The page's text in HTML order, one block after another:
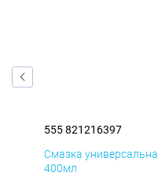
555 821216397
Смазка
400мл